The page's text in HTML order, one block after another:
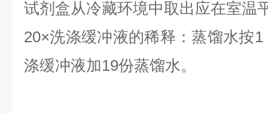
试剂盒从冷藏环境中取出应在室温
20×洗涤缓冲液的稀释：蒸馏水按
涤缓冲液加19份蒸馏水。